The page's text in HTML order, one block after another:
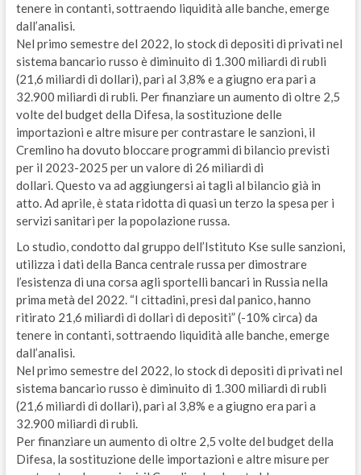
tenere in contanti, sottraendo liquidità alle banche, emerge
dall’analisi.
Nel primo semestre del 2022, lo stock di depositi di privati nel
sistema bancario russo è diminuito di 1.300 miliardi di rubli
(21,6 miliardi di dollari), pari al 3,8% e a giugno era pari a
32.900 miliardi di rubli. Per finanziare un aumento di oltre 2,5
volte del budget della Difesa, la sostituzione delle
importazioni e altre misure per contrastare le sanzioni, il
Cremlino ha dovuto bloccare programmi di bilancio previsti
per il 2023-2025 per un valore di 26 miliardi di
dollari. Questo va ad aggiungersi ai tagli al bilancio già in
atto. Ad aprile, è stata ridotta di quasi un terzo la spesa per i
servizi sanitari per la popolazione russa.
Lo studio, condotto dal gruppo dell’Istituto Kse sulle sanzioni,
utilizza i dati della Banca centrale russa per dimostrare
l’esistenza di una corsa agli sportelli bancari in Russia nella
prima metà del 2022. “I cittadini, presi dal panico, hanno
ritirato 21,6 miliardi di dollari di depositi” (-10% circa) da
tenere in contanti, sottraendo liquidità alle banche, emerge
dall’analisi.
Nel primo semestre del 2022, lo stock di depositi di privati nel
sistema bancario russo è diminuito di 1.300 miliardi di rubli
(21,6 miliardi di dollari), pari al 3,8% e a giugno era pari a
32.900 miliardi di rubli.
Per finanziare un aumento di oltre 2,5 volte del budget della
Difesa, la sostituzione delle importazioni e altre misure per